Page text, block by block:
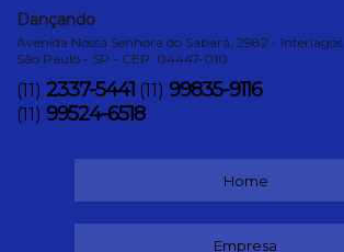
Dançando
Avenida Nossa Senhora do Sabará, 2982 - Interlagos
São Paulo - SP - CEP: 04447-010
(11) 2337-5441 (11) 99835-9116
(11) 99524-6518
Home
Empresa